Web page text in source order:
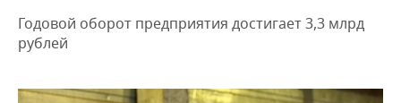
КОРОЛИ ГОСЗАКАЗА ПФО
ФИНАНСЫ
НОВОСТИ
ПРОМЫШЛЕННОСТИ
АГРОПРОМ
НЕДВИЖИМОСТЬ
Годовой оборот предприятия достигает 3,3 млрд
рублей